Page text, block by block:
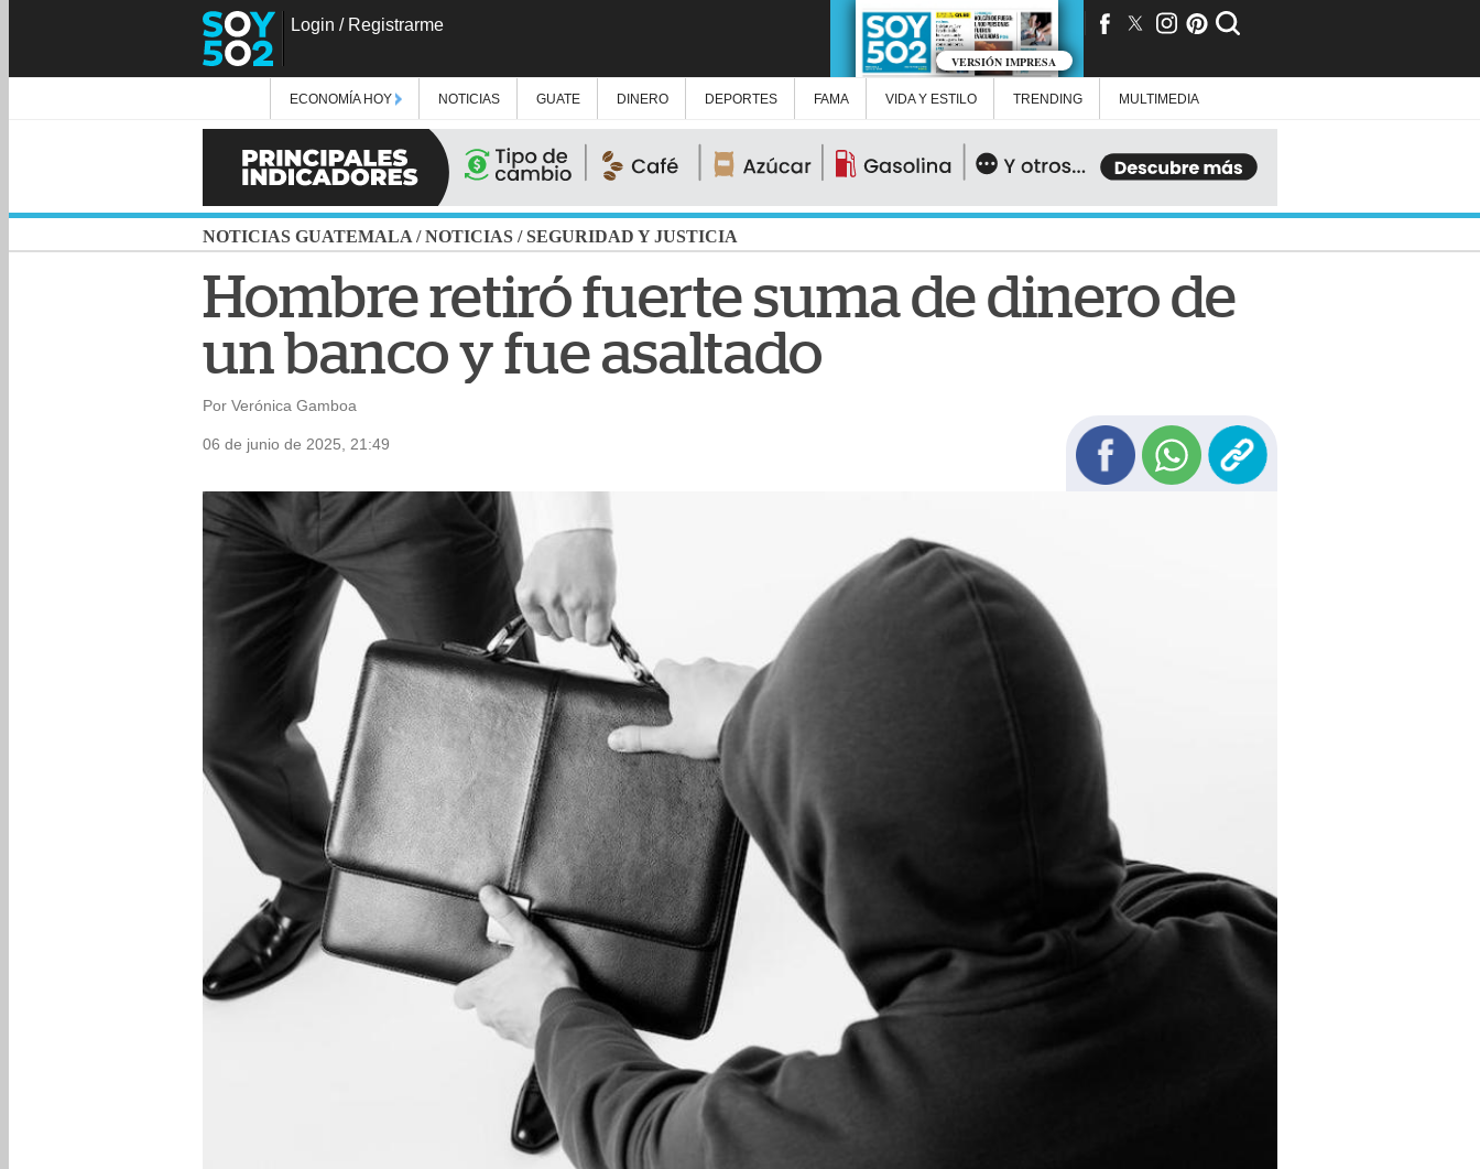
Login / Registrarme
VERSIÓN IMPRESA
ECONOMÍA HOY NOTICIAS GUATE DINERO DEPORTES FAMA VIDA Y ESTILO TRENDING MULTIMEDIA
NOTICIAS GUATEMALA /NOTICIAS /SEGURIDAD Y JUSTICIA
Hombre retiró fuerte suma de dinero de
un banco y fue asaltado
Por Verónica Gamboa
06 de junio de 2025, 21:49